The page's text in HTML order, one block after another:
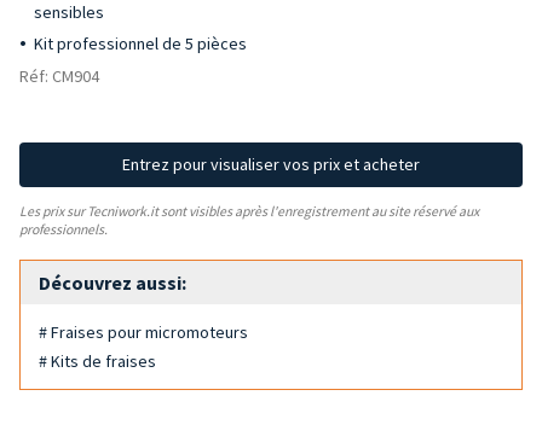
sensibles
Kit professionnel de 5 pièces
Réf: CM904
Entrez pour visualiser vos prix et acheter
Les prix sur Tecniwork.it sont visibles après l'enregistrement au site réservé aux
professionnels.
Découvrez aussi:
# Fraises pour micromoteurs
# Kits de fraises